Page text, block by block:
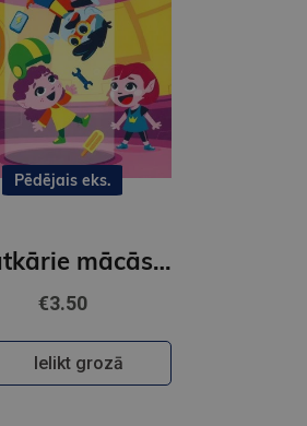
Pēdējais eks.
Zinātkārie mācās vērot un secināt. Ar uzlīmēm
€3.50
Ielikt grozā